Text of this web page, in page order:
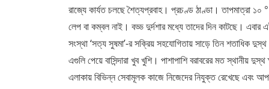
রাজ্যে কার্যত চলছে শৈত্যপ্রবাহ। প্রচণ্ড ঠাণ্ডা। তাপমাত্রা ১০
লেপ বা কম্বল নাই। বড্ড দুর্দশার মধ্যে তাদের দিন কাটছে। এবার
সংস্থা ‘সত্য সুষমা’-র সক্রিয় সহযোগিতায় সাড়ে তিন শতাধিক দুস্থ
এগুলি পেয়ে বাসিন্দারা খুব খুশি। পাশাপাশি বরাবরের মত স্থানীয়
এলাকায় বিভিন্ন সেবামূলক কাজে নিজেদের নিযুক্ত রেখেছে এবং